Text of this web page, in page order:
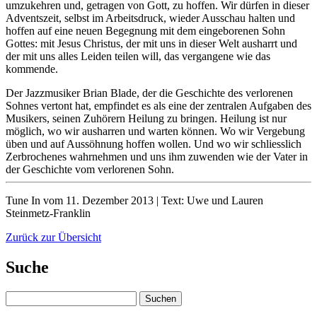
umzukehren und, getragen von Gott, zu hoffen. Wir dürfen in dieser
Adventszeit, selbst im Arbeitsdruck, wieder Ausschau halten und
hoffen auf eine neuen Begegnung mit dem eingeborenen Sohn
Gottes: mit Jesus Christus, der mit uns in dieser Welt ausharrt und
der mit uns alles Leiden teilen will, das vergangene wie das
kommende.
Der Jazzmusiker Brian Blade, der die Geschichte des verlorenen
Sohnes vertont hat, empfindet es als eine der zentralen Aufgaben des
Musikers, seinen Zuhörern Heilung zu bringen. Heilung ist nur
möglich, wo wir ausharren und warten können. Wo wir Vergebung
üben und auf Aussöhnung hoffen wollen. Und wo wir schliesslich
Zerbrochenes wahrnehmen und uns ihm zuwenden wie der Vater in
der Geschichte vom verlorenen Sohn.
Tune In vom 11. Dezember 2013 | Text: Uwe und Lauren
Steinmetz-Franklin
Zurück zur Übersicht
Suche
nach: